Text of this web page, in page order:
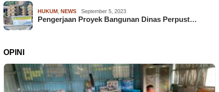
HUKUM NEWS September 5, 2023
Pengerjaan Proyek Bangunan Dinas Perpust…
OPINI